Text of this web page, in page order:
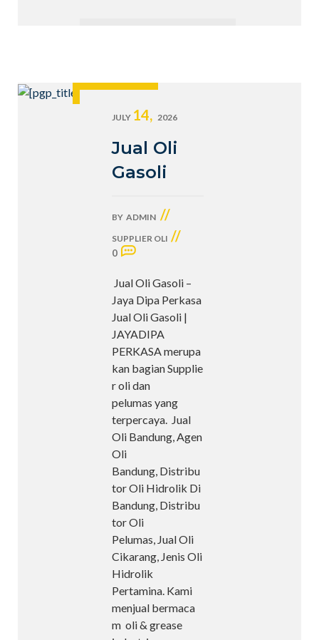
JULY 14, 2026
Jual Oli
Gasoli
BY ADMIN //
SUPPLIER OLI //
0
Jual Oli Gasoli –
Jaya Dipa Perkasa
Jual Oli Gasoli |
JAYADIPA
PERKASA merupa
kan bagian Supplie
r oli dan
pelumas yang
terpercaya. Jual
Oli Bandung, Agen
Oli
Bandung, Distribu
tor Oli Hidrolik Di
Bandung, Distribu
tor Oli
Pelumas, Jual Oli
Cikarang, Jenis Oli
Hidrolik
Pertamina. Kami
menjual bermaca
m oli & grease